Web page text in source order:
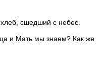
сшедший с небес.
и Мать мы знаем? Как же